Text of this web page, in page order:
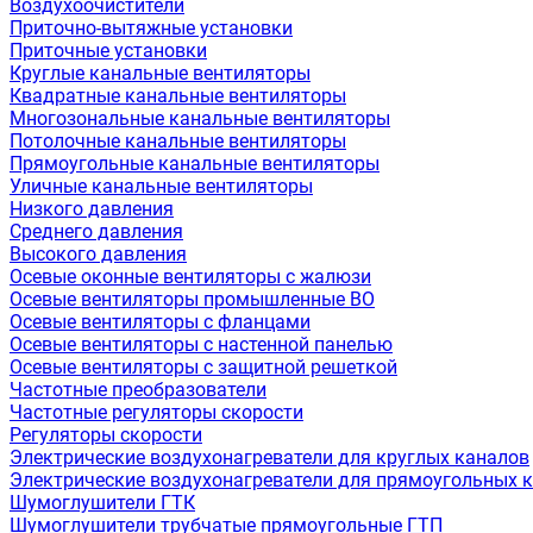
Воздухоочистители
Приточно-вытяжные установки
Приточные установки
Круглые канальные вентиляторы
Квадратные канальные вентиляторы
Многозональные канальные вентиляторы
Потолочные канальные вентиляторы
Прямоугольные канальные вентиляторы
Уличные канальные вентиляторы
Низкого давления
Среднего давления
Высокого давления
Осевые оконные вентиляторы с жалюзи
Осевые вентиляторы промышленные ВО
Осевые вентиляторы с фланцами
Осевые вентиляторы с настенной панелью
Осевые вентиляторы с защитной решеткой
Частотные преобразователи
Частотные регуляторы скорости
Регуляторы скорости
Электрические воздухонагреватели для круглых каналов
Электрические воздухонагреватели для прямоугольных
Шумоглушители ГТК
Шумоглушители трубчатые прямоугольные ГТП